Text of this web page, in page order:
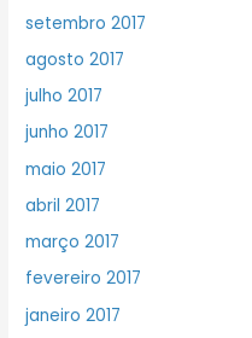
setembro 2017
agosto 2017
julho 2017
junho 2017
maio 2017
abril 2017
março 2017
fevereiro 2017
janeiro 2017